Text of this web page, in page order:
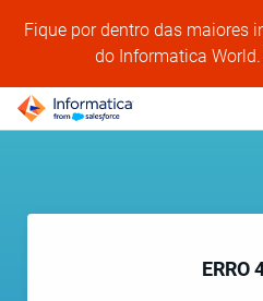
Fique por dentro das maiores
do Informatica
ERRO